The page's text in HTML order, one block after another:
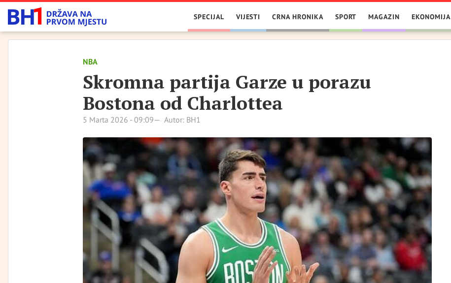
SPECIJAL VIJESTI CRNA HRONIKA SPORT MAGAZIN EKONOMIJA
NBA
Skromna partija Garze u porazu
Bostona od Charlottea
5 Marta 2026 - 09:09 Autor: BH1